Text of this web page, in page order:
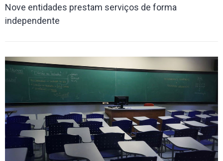
Nove entidades prestam serviços de forma
independente